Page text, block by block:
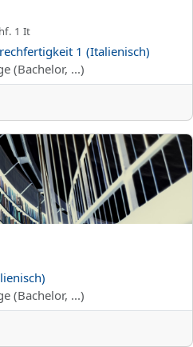
1 It
1 (Italienisch)
(Bachelor, ...)
(Bachelor, ...)